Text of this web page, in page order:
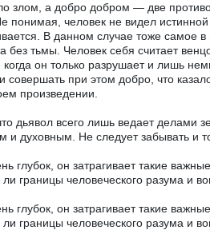
злом, а добро добром — две
понимая, человек не видел
В данном случае тоже самое
без тьмы. Человек себя считает
когда он только разрушает и лишь
совершать при этом добро, что
произведении.
дьявол всего лишь ведает
и духовным. Не следует забывать и
глубок, он затрагивает такие
границы человеческого разума и
глубок, он затрагивает такие
границы человеческого разума и